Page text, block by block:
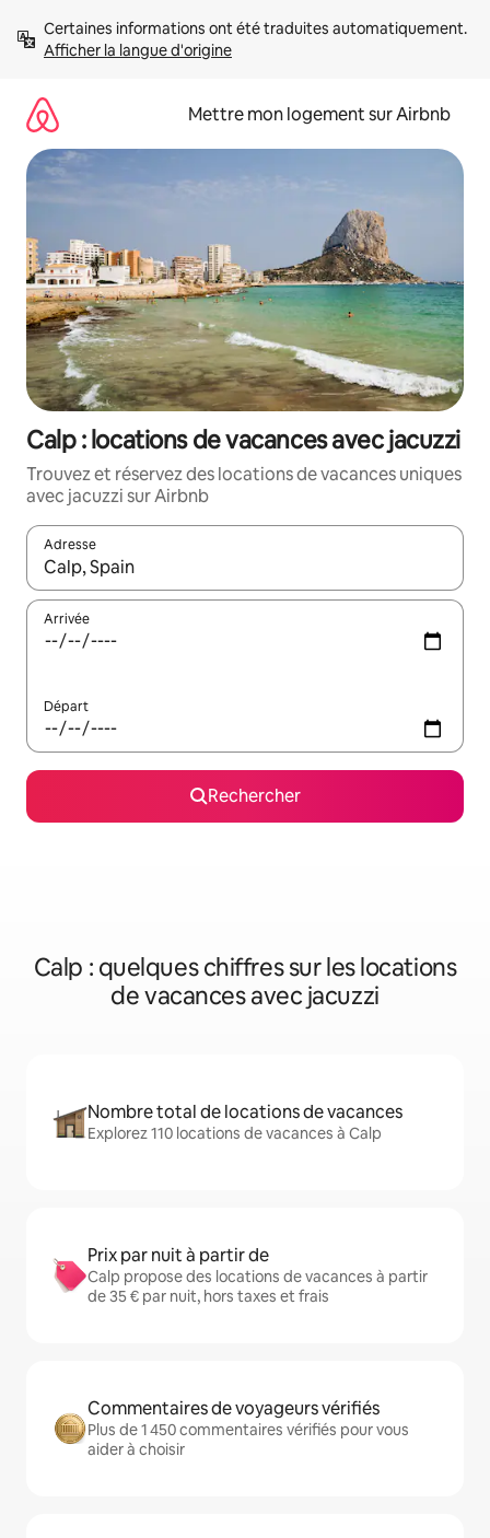
directement
Afficher la langue d'origine
Mettre mon logement sur Airbnb
Calp : locations de vacances avec jacuzzi
Trouvez et réservez des locations de vacances uniques
avec jacuzzi sur Airbnb
Adresse
Lorsque les résultats s'affichent, utilisez les flèches vers le
Arrivée
Départ
Rechercher
Calp : quelques chiffres sur les locations
de vacances avec jacuzzi
Nombre total de locations de vacances
Explorez 110 locations de vacances à Calp
Prix par nuit à partir de
Calp propose des locations de vacances à partir
de 35 € par nuit, hors taxes et frais
Commentaires de voyageurs vérifiés
Plus de 1 450 commentaires vérifiés pour vous
aider à choisir